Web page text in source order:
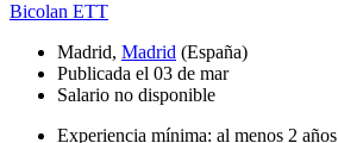
Bicolan ETT
Madrid, Madrid (España)
Publicada el 03 de mar
Salario no disponible
Experiencia mínima: al menos 2 años